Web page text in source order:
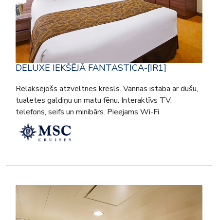
DELUXE IEKŠĒJĀ FANTASTICA-[IR1]
Relaksējošs atzveltnes krēsls. Vannas istaba ar dušu,
tualetes galdiņu un matu fēnu. Interaktīvs TV,
telefons, seifs un minibārs. Pieejams Wi-Fi.